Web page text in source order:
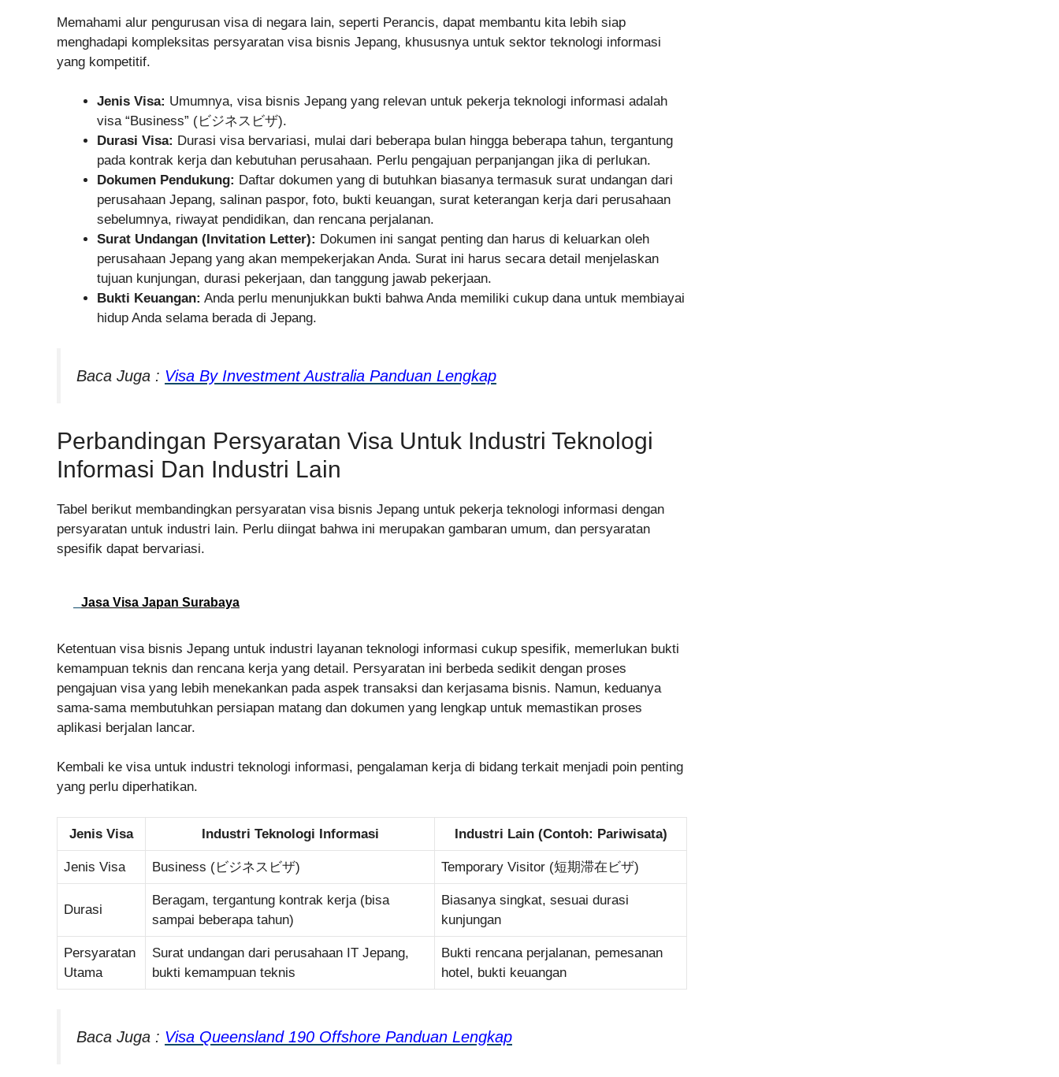
Memahami alur pengurusan visa di negara lain, seperti Perancis, dapat membantu kita lebih siap
menghadapi kompleksitas persyaratan visa bisnis Jepang, khususnya untuk sektor teknologi informasi
yang kompetitif.
Jenis Visa: Umumnya, visa bisnis Jepang yang relevan untuk pekerja teknologi informasi adalah
visa “Business” (ビジネスビザ).
Durasi Visa: Durasi visa bervariasi, mulai dari beberapa bulan hingga beberapa tahun, tergantung
pada kontrak kerja dan kebutuhan perusahaan. Perlu pengajuan perpanjangan jika di perlukan.
Dokumen Pendukung: Daftar dokumen yang di butuhkan biasanya termasuk surat undangan dari
perusahaan Jepang, salinan paspor, foto, bukti keuangan, surat keterangan kerja dari perusahaan
sebelumnya, riwayat pendidikan, dan rencana perjalanan.
Surat Undangan (Invitation Letter): Dokumen ini sangat penting dan harus di keluarkan oleh
perusahaan Jepang yang akan mempekerjakan Anda. Surat ini harus secara detail menjelaskan
tujuan kunjungan, durasi pekerjaan, dan tanggung jawab pekerjaan.
Bukti Keuangan: Anda perlu menunjukkan bukti bahwa Anda memiliki cukup dana untuk membiayai
hidup Anda selama berada di Jepang.
Baca Juga : Visa By Investment Australia Panduan Lengkap
Perbandingan Persyaratan Visa Untuk Industri Teknologi
Informasi Dan Industri Lain
Tabel berikut membandingkan persyaratan visa bisnis Jepang untuk pekerja teknologi informasi dengan
persyaratan untuk industri lain. Perlu diingat bahwa ini merupakan gambaran umum, dan persyaratan
spesifik dapat bervariasi.
Jasa Visa Japan Surabaya
Ketentuan visa bisnis Jepang untuk industri layanan teknologi informasi cukup spesifik, memerlukan bukti
kemampuan teknis dan rencana kerja yang detail. Persyaratan ini berbeda sedikit dengan proses
pengajuan visa yang lebih menekankan pada aspek transaksi dan kerjasama bisnis. Namun, keduanya
sama-sama membutuhkan persiapan matang dan dokumen yang lengkap untuk memastikan proses
aplikasi berjalan lancar.
Kembali ke visa untuk industri teknologi informasi, pengalaman kerja di bidang terkait menjadi poin penting
yang perlu diperhatikan.
Jenis Visa Industri Teknologi Informasi Industri Lain (Contoh: Pariwisata)
Jenis Visa Business (ビジネスビザ) Temporary Visitor (短期滞在ビザ)
Durasi
Beragam, tergantung kontrak kerja (bisa
sampai beberapa tahun)
Biasanya singkat, sesuai durasi
kunjungan
Persyaratan
Utama
Surat undangan dari perusahaan IT Jepang,
bukti kemampuan teknis
Bukti rencana perjalanan, pemesanan
hotel, bukti keuangan
Baca Juga : Visa Queensland 190 Offshore Panduan Lengkap